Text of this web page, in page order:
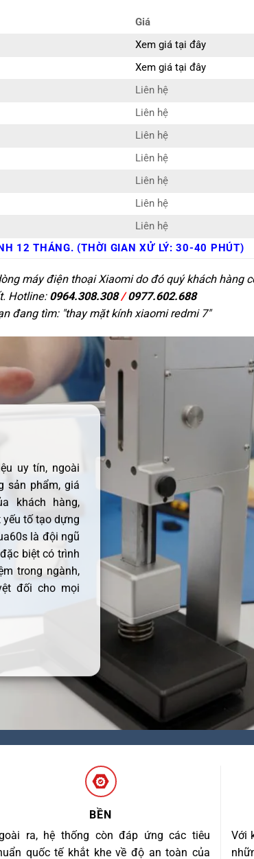
Giá
Xem giá tại đây
Xem giá tại đây
Liên hệ
Liên hệ
Liên hệ
Liên hệ
Liên hệ
Liên hệ
Liên hệ
12 THÁNG. (THỜI GIAN XỬ LÝ: 30-40 PHÚT)
máy điện thoại Xiaomi do đó quý khách hàng
Hotline: 0964.308.308/0977.602.688
đang tìm: "thay mặt kính xiaomi redmi 7"
uy tín, ngoài
sản phẩm, giá
khách hàng,
tố tạo dựng
là đội ngũ
biệt có trình
trong ngành,
đối cho mọi
BỀN
ra, hệ thống còn đáp ứng các tiêu
quốc tế khắt khe về độ an toàn của
Với